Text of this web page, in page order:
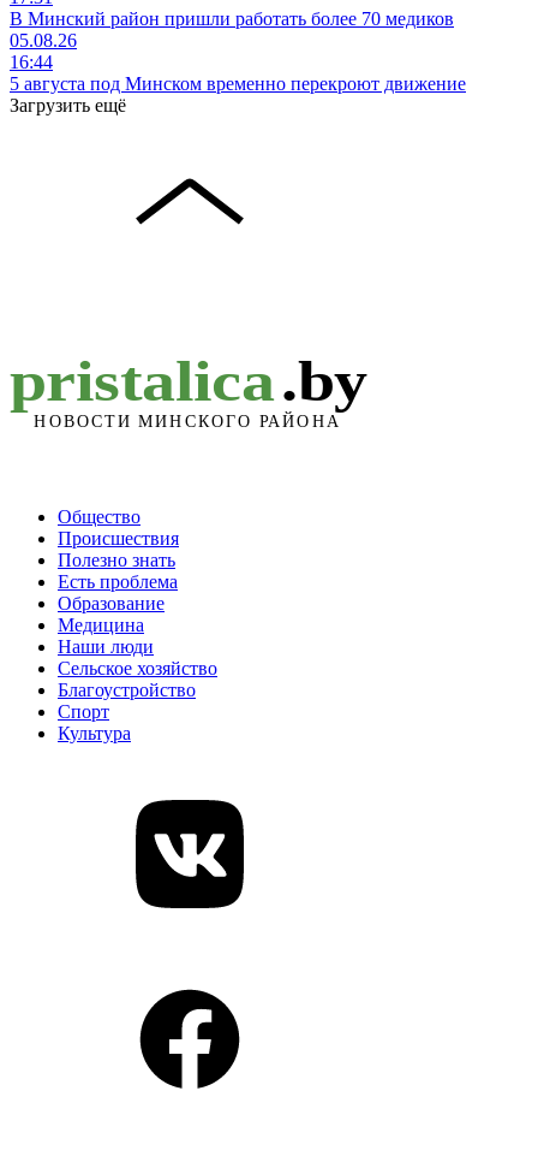
В Минский район пришли работать более 70 медиков
05.08.26
16:44
5 августа под Минском временно перекроют движение
Загрузить ещё
Общество
Происшествия
Полезно знать
Есть проблема
Образование
Медицина
Наши люди
Сельское хозяйство
Благоустройство
Спорт
Культура